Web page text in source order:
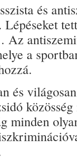
és
a
és
minden